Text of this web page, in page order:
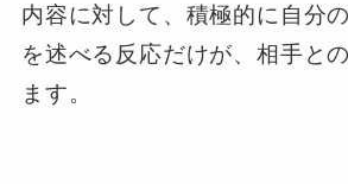
内容に対して、積極的に自分
を述べる反応だけが、相手と
ます。